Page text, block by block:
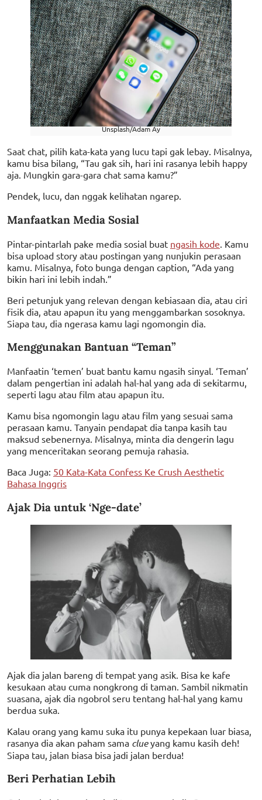
Unsplash/Adam Ay
Saat chat, pilih kata-kata yang lucu tapi gak lebay. Misalnya,
kamu bisa bilang, “Tau gak sih, hari ini rasanya lebih happy
aja. Mungkin gara-gara chat sama kamu?”
Pendek, lucu, dan nggak kelihatan ngarep.
Manfaatkan Media Sosial
Pintar-pintarlah pake media sosial buat ngasih kode . Kamu
bisa upload story atau postingan yang nunjukin perasaan
kamu. Misalnya, foto bunga dengan caption, “Ada yang
bikin hari ini lebih indah.”
Beri petunjuk yang relevan dengan kebiasaan dia, atau ciri
fisik dia, atau apapun itu yang menggambarkan sosoknya.
Siapa tau, dia ngerasa kamu lagi ngomongin dia.
Menggunakan Bantuan “Teman”
Manfaatin ‘temen’ buat bantu kamu ngasih sinyal. ‘Teman’
dalam pengertian ini adalah hal-hal yang ada di sekitarmu,
seperti lagu atau film atau apapun itu.
Kamu bisa ngomongin lagu atau film yang sesuai sama
perasaan kamu. Tanyain pendapat dia tanpa kasih tau
maksud sebenernya. Misalnya, minta dia dengerin lagu
yang menceritakan seorang pemuja rahasia.
Baca Juga: 50 Kata-Kata Confess Ke Crush Aesthetic
Bahasa Inggris
Ajak Dia untuk ‘Nge-date’
Ajak dia jalan bareng di tempat yang asik. Bisa ke kafe
kesukaan atau cuma nongkrong di taman. Sambil nikmatin
suasana, ajak dia ngobrol seru tentang hal-hal yang kamu
berdua suka.
Kalau orang yang kamu suka itu punya kepekaan luar biasa,
rasanya dia akan paham sama clueyang kamu kasih deh!
Siapa tau, jalan biasa bisa jadi jalan berdua!
Beri Perhatian Lebih